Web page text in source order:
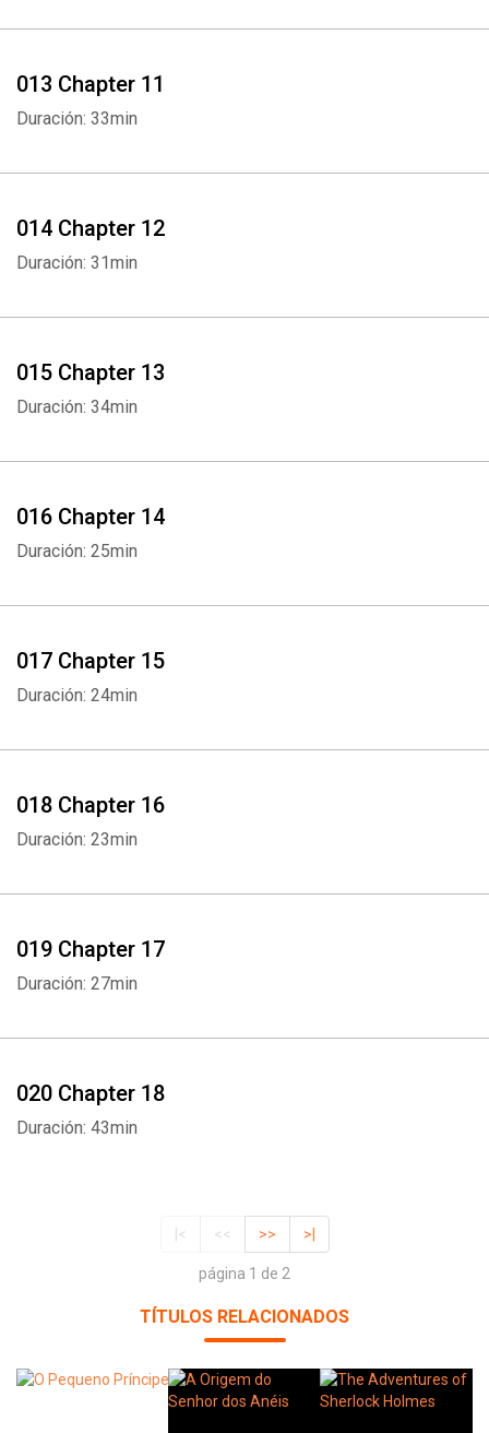
013 Chapter 11
Duración: 33min
014 Chapter 12
Duración: 31min
015 Chapter 13
Duración: 34min
016 Chapter 14
Duración: 25min
017 Chapter 15
Duración: 24min
018 Chapter 16
Duración: 23min
019 Chapter 17
Duración: 27min
020 Chapter 18
Duración: 43min
|< << >> >|
página 1 de 2
TÍTULOS RELACIONADOS